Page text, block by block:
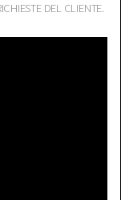
DEL CLIENTE.